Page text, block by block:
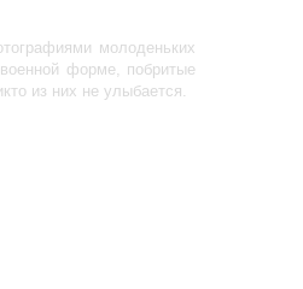
молоденьких
форме, побритые
из них не улыбается.